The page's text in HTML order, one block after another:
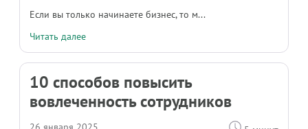
Если вы только начинаете бизнес, то м...
Читать далее
10 способов повысить
вовлеченность сотрудников